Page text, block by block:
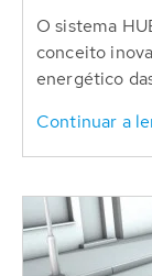
O sistema
conceito
energético
Continuar a